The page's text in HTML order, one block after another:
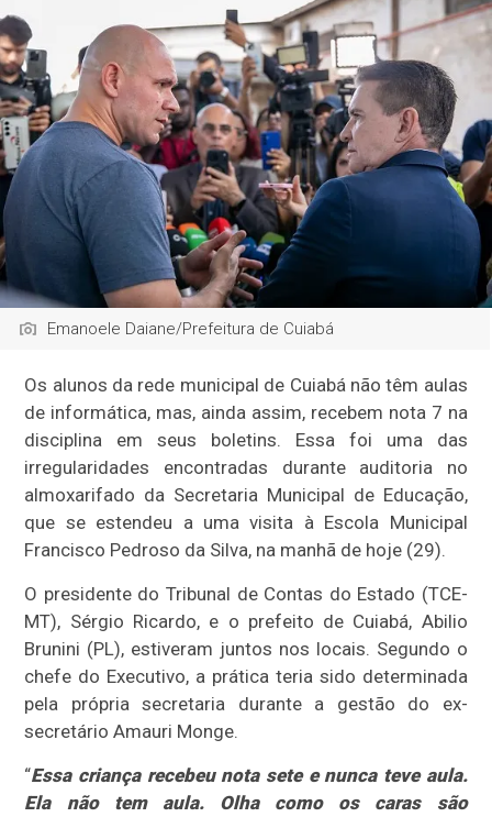
Emanoele Daiane/Prefeitura de Cuiabá
Os alunos da rede municipal de Cuiabá não têm aulas
de informática, mas, ainda assim, recebem nota 7 na
disciplina em seus boletins. Essa foi uma das
irregularidades encontradas durante auditoria no
almoxarifado da Secretaria Municipal de Educação,
que se estendeu a uma visita à Escola Municipal
Francisco Pedroso da Silva, na manhã de hoje (29).
O presidente do Tribunal de Contas do Estado (TCE-
MT), Sérgio Ricardo, e o prefeito de Cuiabá, Abilio
Brunini (PL), estiveram juntos nos locais. Segundo o
chefe do Executivo, a prática teria sido determinada
pela própria secretaria durante a gestão do ex-
secretário Amauri Monge.
“Essa criança recebeu nota sete e nunca teve aula.
Ela não tem aula. Olha como os caras são